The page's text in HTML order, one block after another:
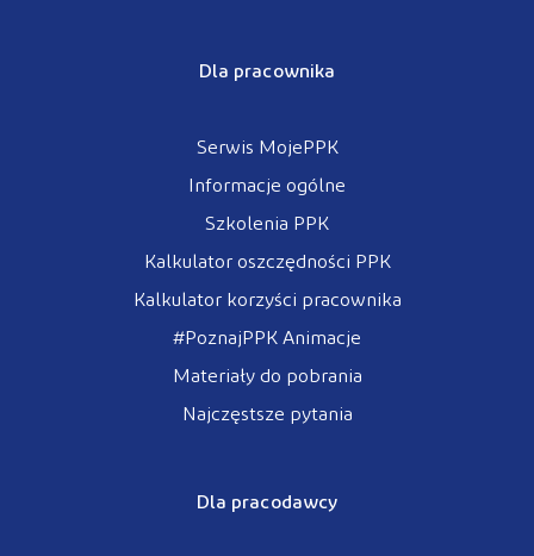
Dla pracownika
Serwis MojePPK
Informacje ogólne
Szkolenia PPK
Kalkulator oszczędności PPK
Kalkulator korzyści pracownika
#PoznajPPK Animacje
Materiały do pobrania
Najczęstsze pytania
Dla pracodawcy